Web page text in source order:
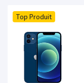
Top Produit